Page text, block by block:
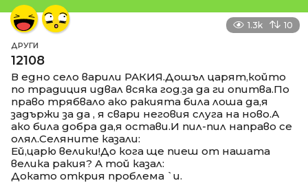
1.3k 10
ДРУГИ
12108
В едно село варили РАКИЯ.Дошъл царят,който
по традиция идвал всяка год.за да ги опитва.По
право трябвало ако ракията била лоша да,я
задържи за да , я свари неговия слуга на ново.А
ако била добра да,я остави.И пил-пил направо се
олял.Селяните казали:
Ей,царю велики!До кога ще пиеш от нашата
велика ракия? А той казал:
Докато открия проблема `и.